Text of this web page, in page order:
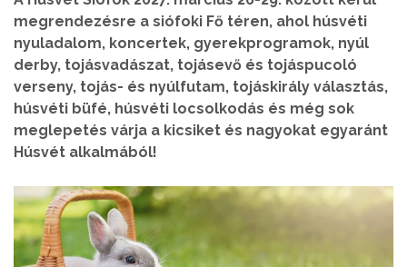
megrendezésre a siófoki Fő téren, ahol húsvéti
nyuladalom, koncertek, gyerekprogramok, nyúl
derby, tojásvadászat, tojásevő és tojáspucoló
verseny, tojás- és nyúlfutam, tojáskirály választás,
húsvéti büfé, húsvéti locsolkodás és még sok
meglepetés várja a kicsiket és nagyokat egyaránt
Húsvét alkalmából!